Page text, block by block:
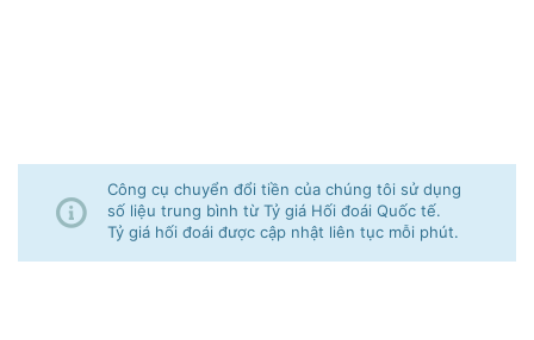
Công cụ chuyển đổi tiền của chúng tôi sử dụng
số liệu trung bình từ Tỷ giá Hối đoái Quốc tế.
Tỷ giá hối đoái được cập nhật liên tục mỗi phút.